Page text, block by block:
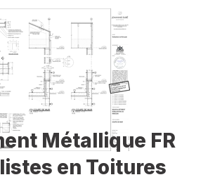
Métallique FR
en Toitures